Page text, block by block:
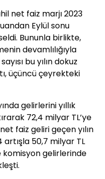
net faiz marjı 2023
Eylül sonu
Bununla birlikte,
devamlılığıyla
bu yılın dokuz
üçüncü çeyrekteki
gelirlerini yıllık
72,4 milyar TL’ye
faiz geliri geçen yılın
artışla 50,7 milyar TL
komisyon gelirlerinde